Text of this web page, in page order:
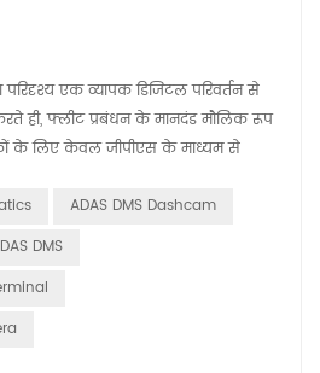
परिदृश्य एक व्यापक डिजिटल परिवर्तन से
ही, फ्लीट प्रबंधन के मानदंड मौलिक रूप
के लिए केवल जीपीएस के माध्यम से
और "विश्लेषण करने" की क्षमता की
से 4जी वीडियो टेलीमैटिक्स तक का ...
ADAS DMS Dashcam
DMS